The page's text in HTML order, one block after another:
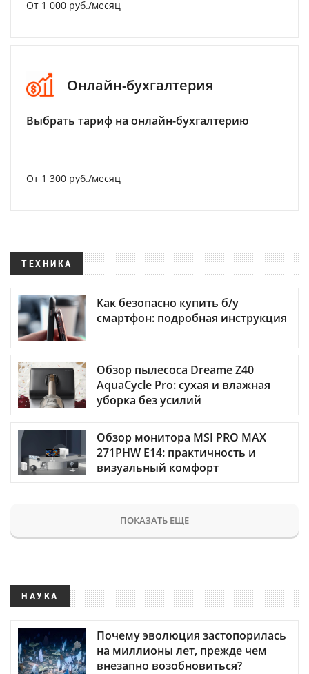
От 1 000 руб./месяц
Онлайн-бухгалтерия
Выбрать тариф на онлайн-бухгалтерию
От 1 300 руб./месяц
ТЕХНИКА
Как безопасно купить б/у
смартфон: подробная инструкция
Обзор пылесоса Dreame Z40
AquaCycle Pro: сухая и влажная
уборка без усилий
Обзор монитора MSI PRO MAX
271PHW E14: практичность и
визуальный комфорт
ПОКАЗАТЬ ЕЩЕ
НАУКА
Почему эволюция застопорилась
на миллионы лет, прежде чем
внезапно возобновиться?